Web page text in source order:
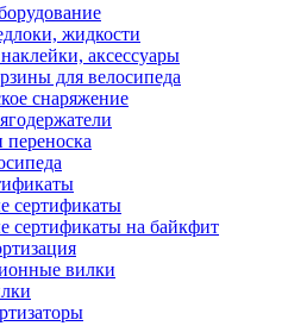
жидкости
аксессуары
для велосипеда
снаряжение
сертификаты
сертификаты на байкфит
вилки